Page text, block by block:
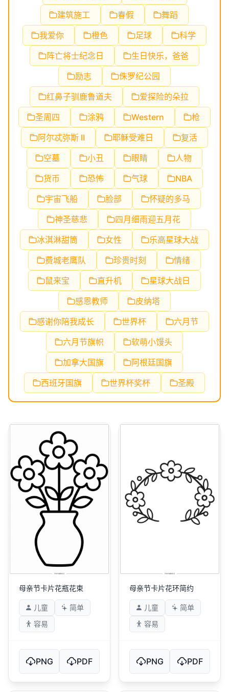
建筑施工
春假
舞蹈
我爱你
橙色 足球
科学
阵亡将士纪念日
生日快乐，爸爸
励志
侏罗纪公园
红鼻子驯鹿鲁道夫
爱探险的朵拉
圣周四
涂鸦 Western
枪
阿尔忒弥斯 II
耶稣受难日
复活
空墓
小丑 眼睛
人物
货币
恐怖 气球
NBA
宇宙飞船
脸部
怀疑的多马
神圣慈悲
四月细雨迎五月花
冰淇淋甜筒
女性
乐高星球大战
费城老鹰队
珍贵时刻
情绪
鼠来宝
直升机
星球大战日
感恩教师
皮纳塔
感谢你陪我成长
世界杯
六月节
六月节旗帜
软萌小馒头
加拿大国旗
阿根廷国旗
西班牙国旗
世界杯奖杯 圣殿
母亲节卡片花瓶花束
儿童
简单
容易
PNG PDF
母亲节卡片花环简约
儿童
简单
容易
PNG PDF